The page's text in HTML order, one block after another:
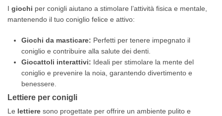
I giochi per conigli aiutano a stimolare l’attività fisica e mentale,
mantenendo il tuo coniglio felice e attivo:
Giochi da masticare: Perfetti per tenere impegnato il
coniglio e contribuire alla salute dei denti.
Giocattoli interattivi: Ideali per stimolare la mente del
coniglio e prevenire la noia, garantendo divertimento e
benessere.
Lettiere per conigli
Le lettiere sono progettate per offrire un ambiente pulito e